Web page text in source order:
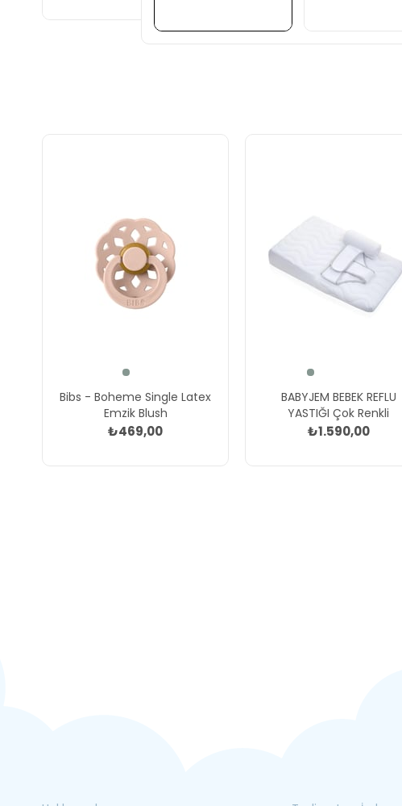
Bibs - Boheme Single Latex
Emzik Blush
₺469,00
BABYJEM BEBEK REFLU
YASTIĞI Çok Renkli
₺1.590,00